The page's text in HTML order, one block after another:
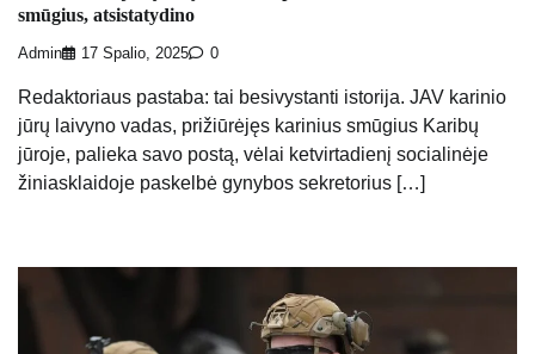
smūgius, atsistatydino
Admin 17 Spalio, 2025 0
Redaktoriaus pastaba: tai besivystanti istorija. JAV karinio
jūrų laivyno vadas, prižiūrėjęs karinius smūgius Karibų
jūroje, palieka savo postą, vėlai ketvirtadienį socialinėje
žiniasklaidoje paskelbė gynybos sekretorius […]